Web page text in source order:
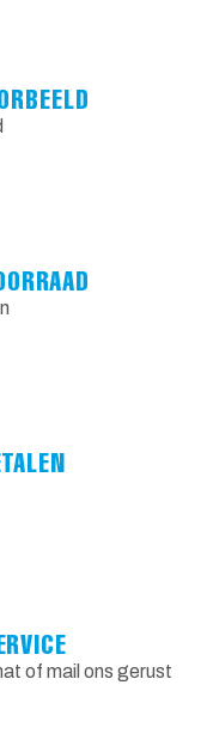
of mail ons gerust